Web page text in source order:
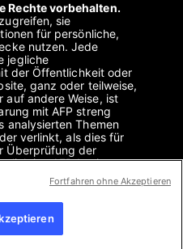
Rechte vorbehalten.
sie
für persönliche,
nutzen. Jede
jegliche
der Öffentlichkeit oder
ganz oder teilweise,
auf andere Weise, ist
mit AFP streng
analysierten Themen
verlinkt, als dies für
Überprüfung der
ist. AFP besitzt
keine Verantwortung für
Marken.
Fortfahren ohne Akzeptieren